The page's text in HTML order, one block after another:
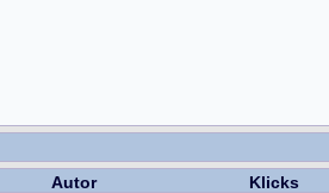
Autor Klicks